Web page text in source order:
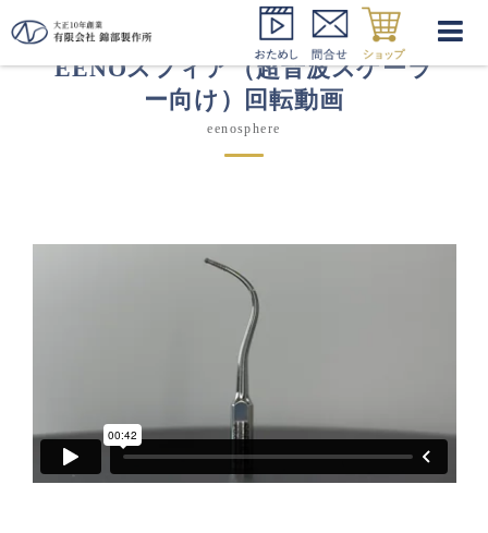
EENOスフィア（超音波スケーラ
ー向け）回転動画
eenosphere